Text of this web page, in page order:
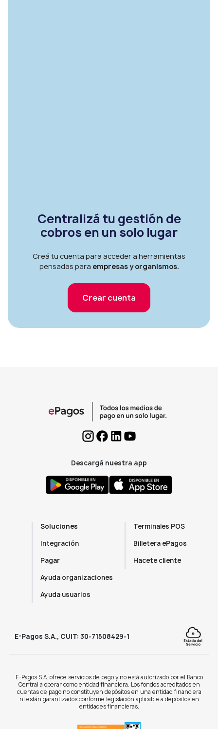
Centralizá tu gestión de
cobros en un solo lugar
Creá tu cuenta para acceder a herramientas
pensadas para empresas y organismos.
Crear cuenta
Descargá nuestra app
Soluciones
Integración
Pagar
Ayuda organizaciones
Ayuda usuarios
Terminales POS
Billetera ePagos
Hacete cliente
E-Pagos S.A., CUIT: 30-71508429-1
E-Pagos S.A. ofrece servicios de pago y no está autorizado por el Banco
Central a operar como entidad financiera. Los fondos acreditados en
cuentas de pago no constituyen depósitos en una entidad financiera
ni están garantizados conforme legislación aplicable a depósitos en
entidades financieras.